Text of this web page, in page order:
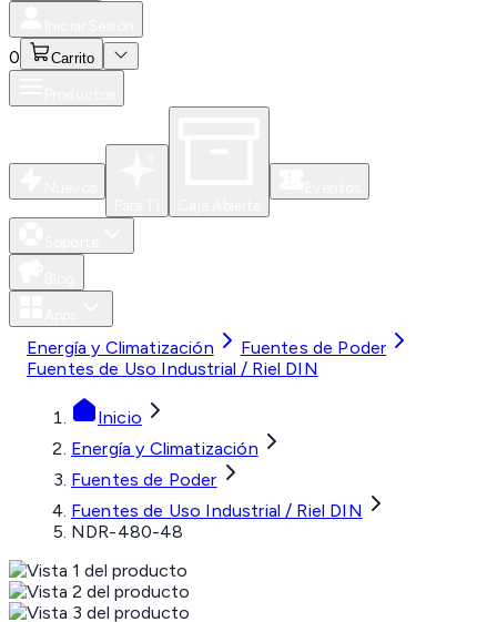
0 Carrito
Energía y Climatización
Fuentes de Poder
Fuentes de Uso Industrial / Riel DIN
Inicio
Energía y Climatización
Fuentes de Poder
Fuentes de Uso Industrial / Riel DIN
NDR-480-48